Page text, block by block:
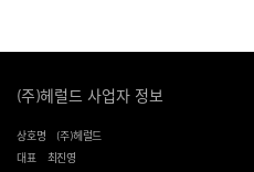
(주)헤럴드 사업자 정보
상호명
(주)헤럴드
대표
최진영